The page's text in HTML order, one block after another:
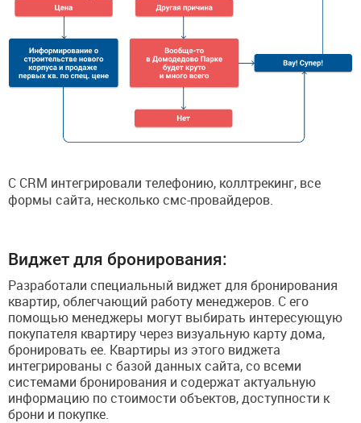
​С CRM интегрировали телефонию, коллтрекинг, все
формы сайта, несколько смс-провайдеров.
Виджет для бронирования:
Разработали специальный виджет для бронирования
квартир, облегчающий работу менеджеров. С его
помощью менеджеры могут выбирать интересующую
покупателя квартиру через визуальную карту дома,
бронировать ее. Квартиры из этого виджета
интегрированы с базой данных сайта, со всеми
системами бронирования и содержат актуальную
информацию по стоимости объектов, доступности к
брони и покупке.